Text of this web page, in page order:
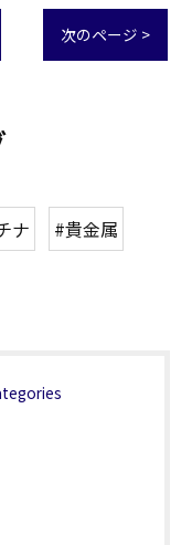
次のページ >
ナ
#貴金属